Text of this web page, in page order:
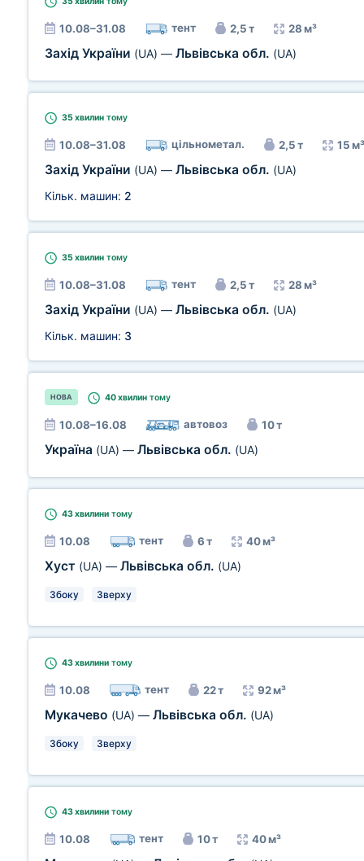
10.08–31.08 тент 2,5 т 28 м³
Захід України (UA) — Львівська обл. (UA)
35 хвилин тому
10.08–31.08 цільнометал. 2,5 т 15 м³
Захід України (UA) — Львівська обл. (UA)
Кільк. машин: 2
35 хвилин тому
10.08–31.08 тент 2,5 т 28 м³
Захід України (UA) — Львівська обл. (UA)
Кільк. машин: 3
НОВА 40 хвилин тому
10.08–16.08 автовоз 10 т
Україна (UA) — Львівська обл. (UA)
43 хвилини тому
10.08 тент 6 т 40 м³
Хуст (UA) — Львівська обл. (UA)
Збоку Зверху
43 хвилини тому
10.08 тент 22 т 92 м³
Мукачево (UA) — Львівська обл. (UA)
Збоку Зверху
43 хвилини тому
10.08 тент 10 т 40 м³